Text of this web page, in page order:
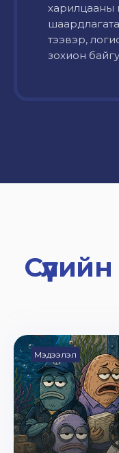
харилцааны
тээвэр,
зохион
Мэдээлэл